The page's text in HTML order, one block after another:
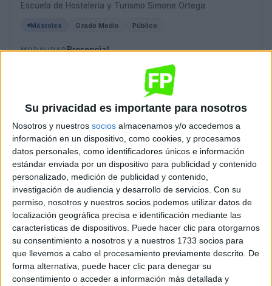
Su privacidad es importante para nosotros
Nosotros y nuestros socios almacenamos y/o accedemos a
información en un dispositivo, como cookies, y procesamos
datos personales, como identificadores únicos e información
estándar enviada por un dispositivo para publicidad y contenido
personalizado, medición de publicidad y contenido,
investigación de audiencia y desarrollo de servicios. Con su
permiso, nosotros y nuestros socios podemos utilizar datos de
localización geográfica precisa e identificación mediante las
características de dispositivos. Puede hacer clic para otorgarnos
su consentimiento a nosotros y a nuestros 1733 socios para
que llevemos a cabo el procesamiento previamente descrito. De
forma alternativa, puede hacer clic para denegar su
consentimiento o acceder a información más detallada y
Escuela de Hosteleria y Turismo Simone Ortega
Móstoles Grado Medio Público
MODALIDADPresencial
IES Maria de Zayas y Sotomayor
Majadahonda Grado Medio Público
MODALIDADPresencial
Cocina y Gastronomía
IES Maria de Zayas y Sotomayor
Majadahonda Grado Medio Público
MODALIDADPresencial